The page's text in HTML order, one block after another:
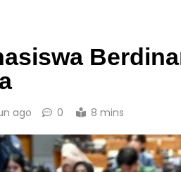
ago 0 8 mins